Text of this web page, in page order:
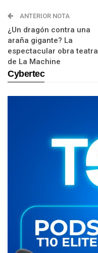
ANTERIOR NOTA
¿Un dragón contra una
araña gigante? La
espectacular obra teatral
de La Machine
Cybertec